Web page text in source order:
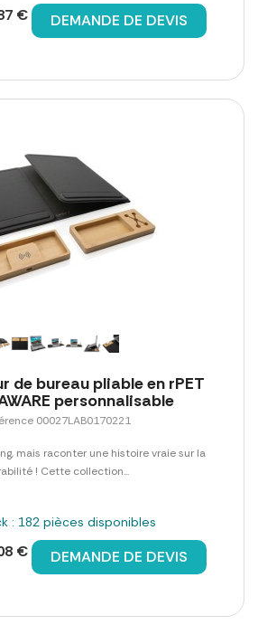
€ DEMANDE DE DEVIS
de bureau pliable en rPET
personnalisable
00027LAB0170221
mais raconter une histoire vraie sur la
! Cette collection...
: 182 pièces disponibles
€ DEMANDE DE DEVIS